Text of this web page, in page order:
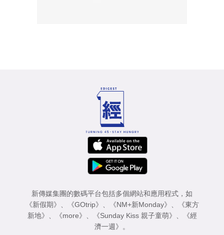
新傳媒集團的數碼平台包括多個網站和應用程式，如
《新假期》
《GOtrip》 《NM+新Monday》
《東方
新地》
《more》 《Sunday Kiss 親子童萌》
《經
濟一週》
。